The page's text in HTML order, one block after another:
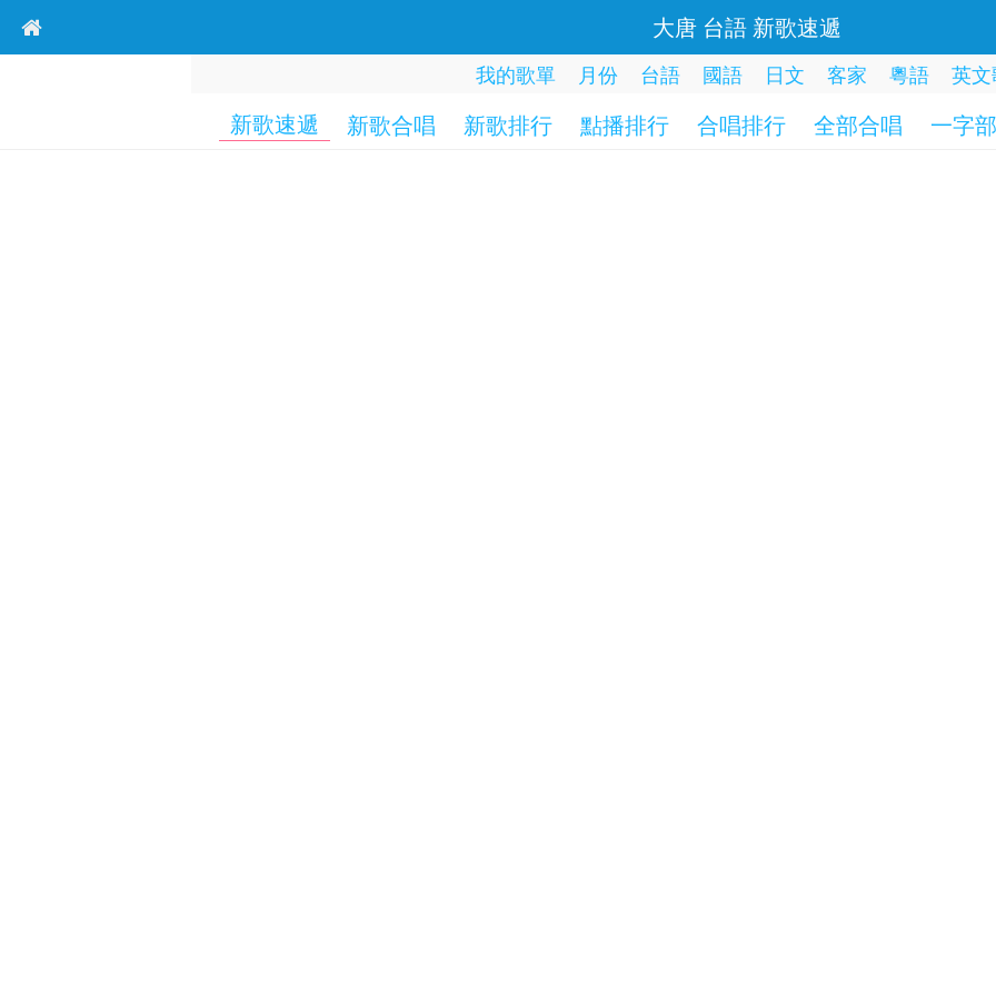
大唐 台語 新歌速遞
我的歌單 月份 台語 國語 日文 客家 粵語 英文
新歌速遞 新歌合唱 新歌排行 點播排行 合唱排行 全部合唱 一字部